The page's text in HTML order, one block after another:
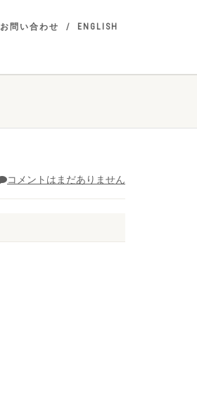
お問い合わせ ENGLISH
コメントはまだありません